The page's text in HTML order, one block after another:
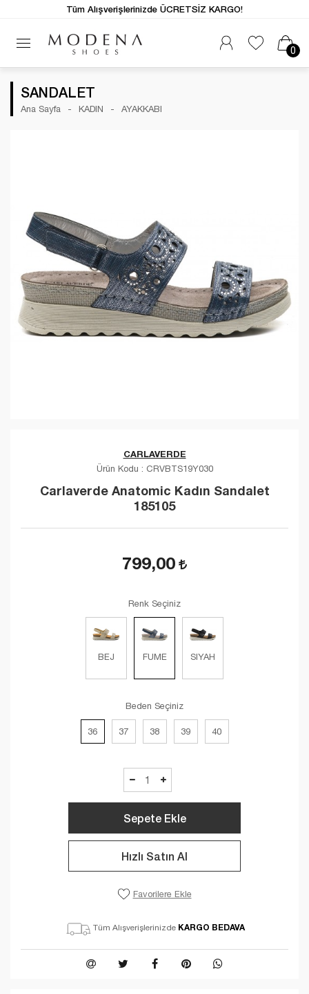
0
Tüm Alışverişlerinizde ÜCRETSİZ KARGO!
SANDALET
Ana Sayfa KADIN AYAKKABI
CARLAVERDE
Ürün Kodu : CRVBTS19Y030
Carlaverde Anatomic Kadın Sandalet
185105
799,00
Renk Seçiniz
BEJ FUME SIYAH
Beden Seçiniz
36 37 38 39 40
Sepete Ekle
Hızlı Satın Al
Favorilere Ekle
Tüm Alışverişlerinizde KARGO BEDAVA